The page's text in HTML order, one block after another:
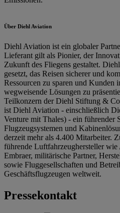
Über Diehl Aviation
Diehl Aviation ist ein globaler
Lieferant gilt als Pionier, der
Zukunft des Fliegens gestaltet.
gesetzt, das Reisen sicherer und
Ressourcen zu sparen und Kunden
wegweisende Lösungen zu
Teilkonzern der Diehl Stiftung &
ist Diehl Aviation - einschließlich
Venture mit Thales) - ein führender
Flugzeugsystemen und
derzeit mehr als 4.400 Mitarbeiter.
führende Luftfahrzeughersteller
Embraer, militärische Partner,
sowie Fluggesellschaften und
Geschäftsflugzeugen weltweit.
Pressekontakt